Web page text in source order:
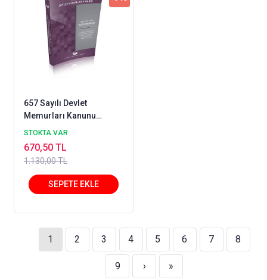
657 Sayılı Devlet
Memurları Kanunu
Mehmet Ateş, Ali Ulaş
STOKTA VAR
1.130,00 TL
670,50 TL
1 2 3 4 5 6 7 8
9 › »